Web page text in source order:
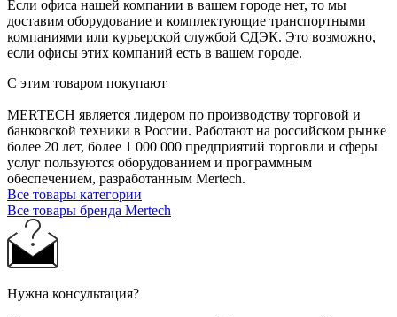
Если офиса нашей компании в вашем городе нет, то мы
доставим оборудование и комплектующие транспортными
компаниями или курьерской службой СДЭК. Это возможно,
если офисы этих компаний есть в вашем городе.
С этим товаром покупают
MERTECH является лидером по производству торговой и
банковской техники в России. Работают на российском рынке
более 20 лет, более 1 000 000 предприятий торговли и сферы
услуг пользуются оборудованием и программным
обеспечением, разработанным Mertech.
Все товары категории
Все товары бренда Mertech
Нужна консультация?